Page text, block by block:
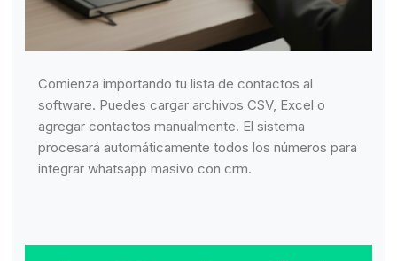
Comienza importando tu lista de contactos al
software. Puedes cargar archivos CSV, Excel o
agregar contactos manualmente. El sistema
procesará automáticamente todos los números para
integrar whatsapp masivo con crm.